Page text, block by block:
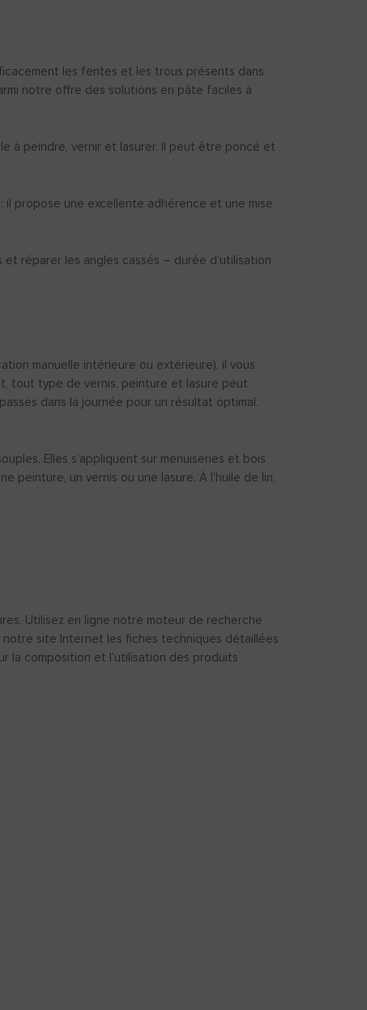
les fentes et les trous présents dans
notre offre des solutions en pâte faciles à
à peindre, vernir et lasurer. Il peut être poncé et
il propose une excellente adhérence et une mise
réparer les angles cassés – durée d’utilisation
manuelle intérieure ou extérieure), il vous
tout type de vernis, peinture et lasure peut
dans la journée pour un résultat optimal.
Elles s’appliquent sur menuiseries et bois
peinture, un vernis ou une lasure. À l’huile de lin,
Utilisez en ligne notre moteur de recherche
site Internet les fiches techniques détaillées
la composition et l’utilisation des produits